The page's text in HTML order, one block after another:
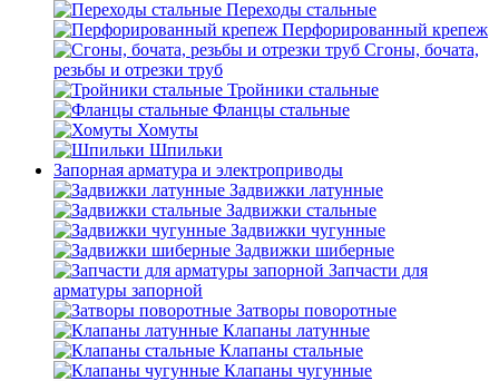
Переходы стальные
Перфорированный крепеж
Сгоны, бочата,
резьбы и отрезки труб
Тройники стальные
Фланцы стальные
Хомуты
Шпильки
Запорная арматура и электроприводы
Задвижки латунные
Задвижки стальные
Задвижки чугунные
Задвижки шиберные
Запчасти для
арматуры запорной
Затворы поворотные
Клапаны латунные
Клапаны стальные
Клапаны чугунные